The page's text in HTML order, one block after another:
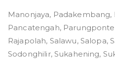
Manonjaya, Padakembang,
Pancatengah,
Rajapolah, Salawu, Salopa,
Sodonghilir, Sukahening,